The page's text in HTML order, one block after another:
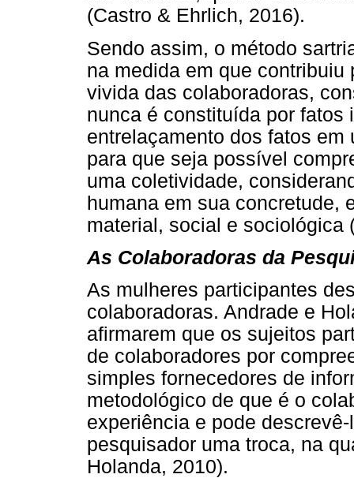
(Castro & Ehrlich, 2016).
Sendo assim, o método
na medida em que
vivida das colaboradoras,
nunca é constituída por
entrelaçamento dos fatos
para que seja possível
uma coletividade,
humana em sua concretude,
material, social e sociológica
As Colaboradoras da
As mulheres participantes
colaboradoras. Andrade e
afirmarem que os sujeitos
de colaboradores por
simples fornecedores de
metodológico de que é o
experiência e pode
pesquisador uma troca, na
Holanda, 2010).